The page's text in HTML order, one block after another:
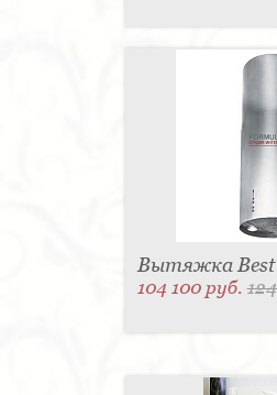
Вытяжка Best
104 100 руб.